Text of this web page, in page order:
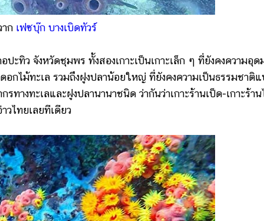
ก เฟซบุ๊ก บางเบิดทัวร์
ปะทิว จังหวัดชุมพร ทั้งสองเกาะเป็นเกาะเล็ก ๆ ที่ยังคงความอุด
กไม้ทะเล รวมถึงฝูงปลาน้อยใหญ่ ที่ยังคงความเป็นธรรมชาติ
างทะเลและฝูงปลานานาชนิด ว่ากันว่าเกาะร้านเป็ด-เกาะร้าน
วไทยเลยทีเดียว